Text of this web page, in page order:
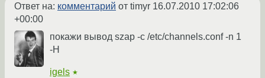
Ответ на: комментарий от timyr 16.07.2010 17:02:06
+00:00
покажи вывод szap -c /etc/channels.conf -n 1
-H
igels ★